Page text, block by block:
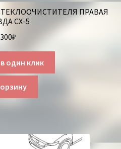
ПРАВАЯ
СХ-5
300₽
один клик